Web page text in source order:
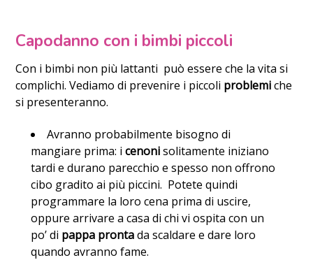
Capodanno con i bimbi piccoli
Con i bimbi non più lattanti può essere che la vita si
complichi. Vediamo di prevenire i piccoli problemiche
si presenteranno.
Avranno probabilmente bisogno di
mangiare prima: i cenonisolitamente iniziano
tardi e durano parecchio e spesso non offrono
cibo gradito ai più piccini. Potete quindi
programmare la loro cena prima di uscire,
oppure arrivare a casa di chi vi ospita con un
po’ di pappa prontada scaldare e dare loro
quando avranno fame.